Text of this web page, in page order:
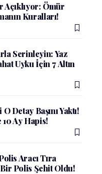
Açıklıyor: Ömür
Kuralları!
Serinleyin: Yaz
Uyku İçin 7 Altın
Detay Başını Yaktı!
10 Ay Hapis!
Aracı Tıra
Polis Şehit Oldu!